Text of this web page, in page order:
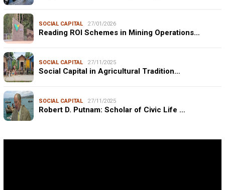
SOCIAL CAPITAL 27/01/2026
Reading ROI Schemes in Mining Operations…
SOCIAL CAPITAL 27/11/2025
Social Capital in Agricultural Tradition…
SOCIAL CAPITAL 27/11/2025
Robert D. Putnam: Scholar of Civic Life …